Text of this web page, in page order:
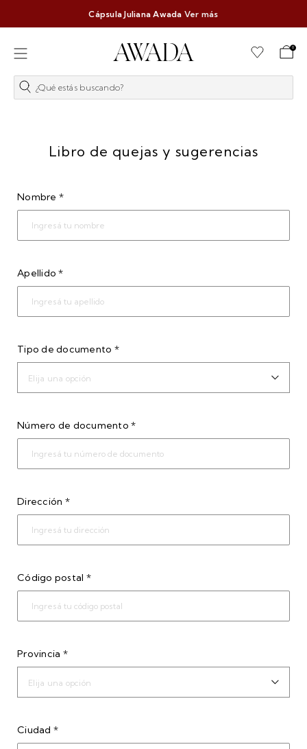
Cápsula Juliana Awada Ver más
0
¿Qué estás buscando?
Libro de quejas y sugerencias
Nombre *
Apellido *
Tipo de documento *
Elija una opción
Número de documento *
Dirección *
Código postal *
Provincia *
Elija una opción
Ciudad *